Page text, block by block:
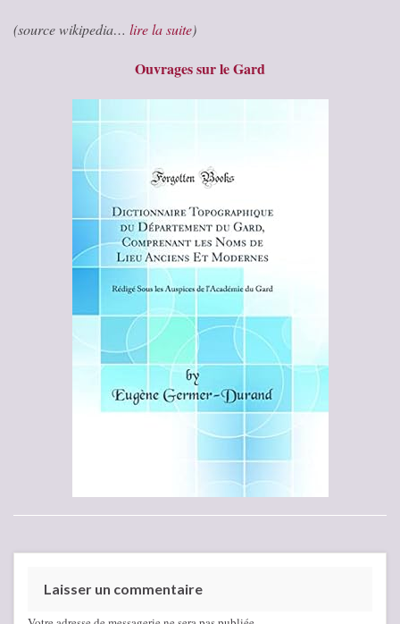
(source wikipedia… lire la suite)
Ouvrages sur le Gard
Laisser un commentaire